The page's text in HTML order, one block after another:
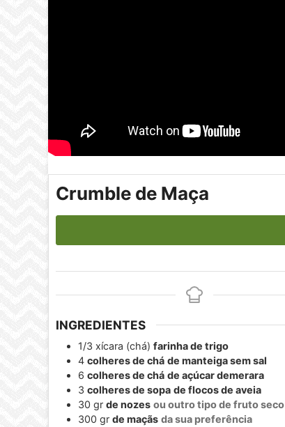
Crumble de Maça
INGREDIENTES
1/3 xícara (chá) farinha de trigo
4 colheres de chá de manteiga sem sal
6 colheres de chá de açúcar demerara
3 colheres de sopa de flocos de aveia
30 gr de nozes ou outro tipo de fruto seco
300 gr de maçãs da sua preferência